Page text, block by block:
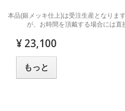
本品(銀メッキ仕上)は受注生産となりま
が、お時間を頂戴する場合には直
¥ 23,100
もっと